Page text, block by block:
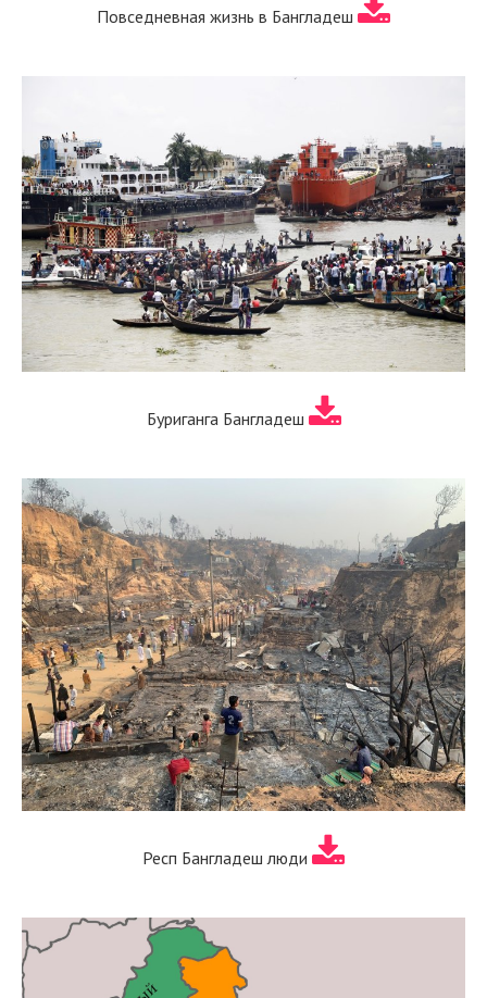
Повседневная жизнь в Бангладеш
Буриганга Бангладеш
Респ Бангладеш люди